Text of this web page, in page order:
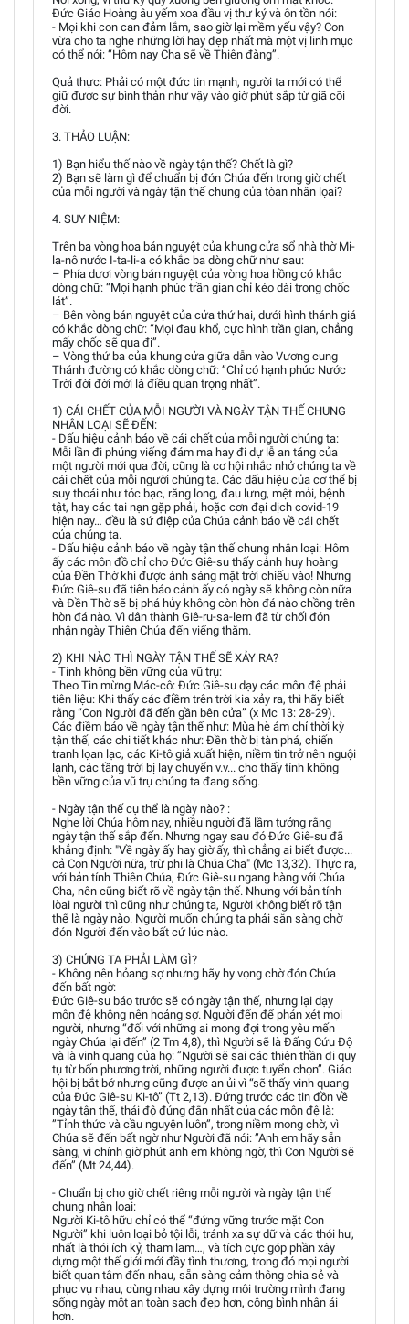
Đức Giáo Hoàng âu yếm xoa đầu vị thư ký và ôn tồn nói:
- Mọi khi con can đảm lắm, sao giờ lại mềm yếu vậy? Con
vừa cho ta nghe những lời hay đẹp nhất mà một vị linh mục
có thể nói: “Hôm nay Cha sẽ về Thiên đàng”.
Quả thực: Phải có một đức tin mạnh, người ta mới có thể
giữ được sự bình thản như vậy vào giờ phút sắp từ giã cõi
đời.
3. THẢO LUẬN:
1) Bạn hiểu thế nào về ngày tận thế? Chết là gì?
2) Bạn sẽ làm gì để chuẩn bị đón Chúa đến trong giờ chết
của mỗi người và ngày tận thế chung của tòan nhân lọai?
4. SUY NIỆM:
Trên ba vòng hoa bán nguyệt của khung cửa sổ nhà thờ Mi-
la-nô nước I-ta-li-a có khắc ba dòng chữ như sau:
– Phía dươi vòng bán nguyệt của vòng hoa hồng có khắc
dòng chữ: “Mọi hạnh phúc trần gian chỉ kéo dài trong chốc
lát”.
– Bên vòng bán nguyệt của cửa thứ hai, dưới hình thánh giá
có khắc dòng chữ: “Mọi đau khổ, cực hình trần gian, chẳng
mấy chốc sẽ qua đi”.
– Vòng thứ ba của khung cửa giữa dẫn vào Vương cung
Thánh đường có khắc dòng chữ: ”Chỉ có hạnh phúc Nước
Trời đời đời mới là điều quan trọng nhất”.
1) CÁI CHẾT CỦA MỖI NGƯỜI VÀ NGÀY TẬN THẾ CHUNG
NHÂN LOẠI SẼ ĐẾN:
- Dấu hiệu cảnh báo về cái chết của mỗi người chúng ta:
Mỗi lần đi phúng viếng đám ma hay đi dự lễ an táng của
một người mới qua đời, cũng là cơ hội nhắc nhở chúng ta về
cái chết của mỗi người chúng ta. Các dấu hiệu của cơ thể bị
suy thoái như tóc bạc, răng long, đau lưng, mệt mỏi, bệnh
tật, hay các tai nạn gặp phải, hoặc cơn đại dịch covid-19
hiện nay… đều là sứ điệp của Chúa cảnh báo về cái chết
của chúng ta.
- Dấu hiệu cảnh báo về ngày tận thế chung nhân loại: Hôm
ấy các môn đồ chỉ cho Đức Giê-su thấy cảnh huy hoàng
của Ðền Thờ khi được ánh sáng mặt trời chiếu vào! Nhưng
Đức Giê-su đã tiên báo cảnh ấy có ngày sẽ không còn nữa
và Đền Thờ sẽ bị phá hủy không còn hòn đá nào chồng trên
hòn đá nào. Vì dân thành Giê-ru-sa-lem đã từ chối đón
nhận ngày Thiên Chúa đến viếng thăm.
2) KHI NÀO THÌ NGÀY TẬN THẾ SẼ XẢY RA?
- Tính không bền vững của vũ trụ:
Theo Tin mừng Mác-cô: Ðức Giê-su dạy các môn đệ phải
tiên liệu: Khi thấy các điềm trên trời kia xảy ra, thì hãy biết
rằng “Con Người đã đến gần bên cửa” (x Mc 13: 28-29).
Các điềm báo về ngày tận thế như: Mùa hè ám chỉ thời kỳ
tận thế, các chi tiết khác như: Ðền thờ bị tàn phá, chiến
tranh lọan lạc, các Ki-tô giả xuất hiện, niềm tin trở nên nguội
lạnh, các tầng trời bị lay chuyển v.v... cho thấy tính không
bền vững của vũ trụ chúng ta đang sống.
- Ngày tận thế cụ thể là ngày nào? :
Nghe lời Chúa hôm nay, nhiều người đã lầm tưởng rằng
ngày tận thế sắp đến. Nhưng ngay sau đó Đức Giê-su đã
khẳng định: "Về ngày ấy hay giờ ấy, thì chẳng ai biết được...
cả Con Người nữa, trừ phi là Chúa Cha" (Mc 13,32). Thực ra,
với bản tính Thiên Chúa, Đức Giê-su ngang hàng với Chúa
Cha, nên cũng biết rõ về ngày tận thế. Nhưng với bản tính
lòai người thì cũng như chúng ta, Người không biết rõ tận
thế là ngày nào. Người muốn chúng ta phải sẵn sàng chờ
đón Người đến vào bất cứ lúc nào.
3) CHÚNG TA PHẢI LÀM GÌ?
- Không nên hỏang sợ nhưng hãy hy vọng chờ đón Chúa
đến bất ngờ:
Đức Giê-su báo trước sẽ có ngày tận thế, nhưng lại dạy
môn đệ không nên hoảng sợ. Người đến để phán xét mọi
người, nhưng “đối với những ai mong đợi trong yêu mến
ngày Chúa lại đến” (2 Tm 4,8), thì Người sẽ là Đấng Cứu Độ
và là vinh quang của họ: ”Người sẽ sai các thiên thần đi quy
tụ từ bốn phương trời, những người được tuyển chọn”. Giáo
hội bị bắt bớ nhưng cũng được an ủi vì “sẽ thấy vinh quang
của Đức Giê-su Ki-tô” (Tt 2,13). Đứng trước các tin đồn về
ngày tận thế, thái độ đúng đắn nhất của các môn đệ là:
”Tỉnh thức và cầu nguyện luôn”, trong niềm mong chờ, vì
Chúa sẽ đến bất ngờ như Người đã nói: ”Anh em hãy sẵn
sàng, vì chính giờ phút anh em không ngờ, thì Con Người sẽ
đến” (Mt 24,44).
- Chuẩn bị cho giờ chết riêng mỗi người và ngày tận thế
chung nhân lọai:
Người Ki-tô hữu chỉ có thể “đứng vững trước mặt Con
Người” khi luôn loại bỏ tội lỗi, tránh xa sự dữ và các thói hư,
nhất là thói ích kỷ, tham lam…, và tích cực góp phần xây
dựng một thế giới mới đầy tình thương, trong đó mọi người
biết quan tâm đến nhau, sẵn sàng cảm thông chia sẻ và
phục vụ nhau, cùng nhau xây dựng môi trường mình đang
sống ngày một an toàn sạch đẹp hơn, công bình nhân ái
hơn.